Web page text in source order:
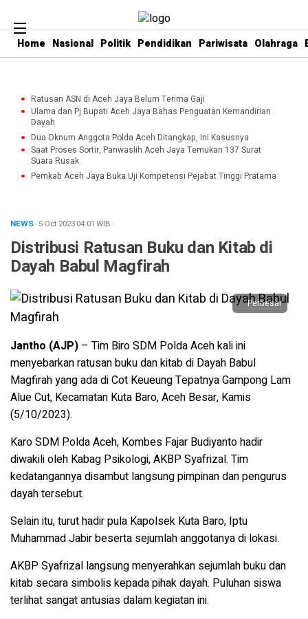
Home Nasional Politik Pendidikan Pariwisata Olahraga
Ratusan ASN di Aceh Jaya Belum Terima Gaji
Ulama dan Pj Bupati Aceh Jaya Bahas Penguatan Kemandirian
Dayah
Dua Oknum Anggota Polda Aceh Ditangkap, Ini Kasusnya
Saat Proses Sortir, Panwaslih Aceh Jaya Temukan 137 Surat
Suara Rusak
Pemkab Aceh Jaya Buka Uji Kompetensi Pejabat Tinggi Pratama
NEWS· 5 Oct 202304:01 WIB ·
Distribusi Ratusan Buku dan Kitab di
Dayah Babul Magfirah
Perbesar
Jantho (AJP) – Tim Biro SDM Polda Aceh kali ini
menyebarkan ratusan buku dan kitab di Dayah Babul
Magfirah yang ada di Cot Keueung Tepatnya Gampong Lam
Alue Cut, Kecamatan Kuta Baro, Aceh Besar, Kamis
(5/10/2023).
Karo SDM Polda Aceh, Kombes Fajar Budiyanto hadir
diwakili oleh Kabag Psikologi, AKBP Syafrizal. Tim
kedatangannya disambut langsung pimpinan dan pengurus
dayah tersebut.
Selain itu, turut hadir pula Kapolsek Kuta Baro, Iptu
Muhammad Jabir beserta sejumlah anggotanya di lokasi.
AKBP Syafrizal langsung menyerahkan sejumlah buku dan
kitab secara simbolis kepada pihak dayah. Puluhan siswa
terlihat sangat antusias dalam kegiatan ini.